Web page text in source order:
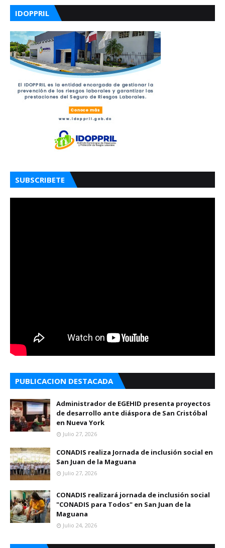
IDOPPRIL
SUBSCRIBETE
PUBLICACION DESTACADA
Administrador de EGEHID presenta proyectos
de desarrollo ante diáspora de San Cristóbal
en Nueva York
Julio 27, 2026
CONADIS realiza Jornada de inclusión social en
San Juan de la Maguana
Julio 27, 2026
CONADIS realizará jornada de inclusión social
"CONADIS para Todos" en San Juan de la
Maguana
Julio 24, 2026